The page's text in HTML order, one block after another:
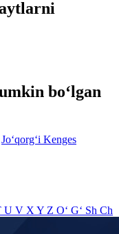
bo‘lgan
Jo‘qorg‘i Kenges
U V X Y Z O‘ G‘ Sh Ch